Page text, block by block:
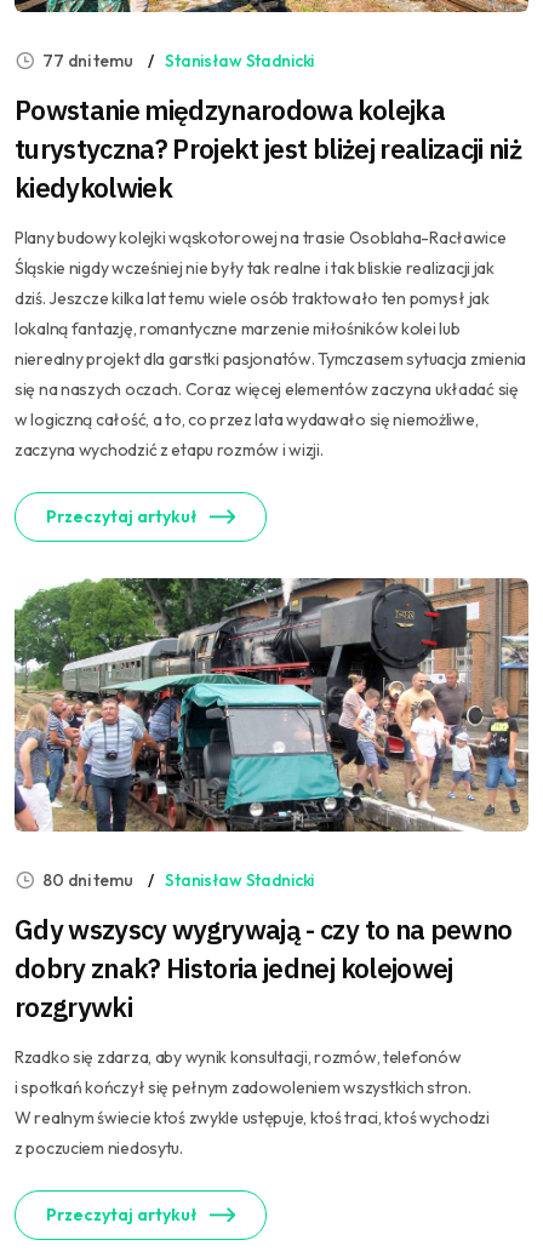
77 dni temu Stanisław Stadnicki
Powstanie międzynarodowa kolejka
turystyczna? Projekt jest bliżej realizacji niż
kiedykolwiek
Plany budowy kolejki wąskotorowej na trasie Osoblaha-Racławice
Śląskie nigdy wcześniej nie były tak realne i tak bliskie realizacji jak
dziś. Jeszcze kilka lat temu wiele osób traktowało ten pomysł jak
lokalną fantazję, romantyczne marzenie miłośników kolei lub
nierealny projekt dla garstki pasjonatów. Tymczasem sytuacja zmienia
się na naszych oczach. Coraz więcej elementów zaczyna układać się
w logiczną całość, a to, co przez lata wydawało się niemożliwe,
zaczyna wychodzić z etapu rozmów i wizji.
Przeczytaj artykuł
80 dni temu Stanisław Stadnicki
Gdy wszyscy wygrywają - czy to na pewno
dobry znak? Historia jednej kolejowej
rozgrywki
Rzadko się zdarza, aby wynik konsultacji, rozmów, telefonów
i spotkań kończył się pełnym zadowoleniem wszystkich stron.
W realnym świecie ktoś zwykle ustępuje, ktoś traci, ktoś wychodzi
z poczuciem niedosytu.
Przeczytaj artykuł